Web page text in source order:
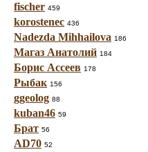
fischer 459
korostenec 436
Nadezda Mihhailova 186
Магаз Анатолий 184
Борис Ассеев 178
Рыбак 156
ggeolog 88
kuban46 59
Брат 56
AD70 52